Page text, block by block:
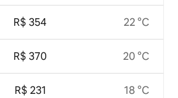
R$ 354
R$ 370
R$ 231
22 °C
20 °C
18 °C